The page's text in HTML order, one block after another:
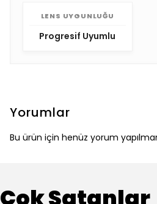
LENS UYGUNLUĞU
Progresif Uyumlu
Yorumlar
Bu ürün için henüz yorum